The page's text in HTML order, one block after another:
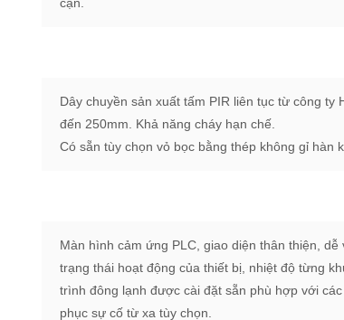
cận.
Dây chuyền sản xuất tấm PIR liên tục từ công
đến 250mm. Khả năng cháy hạn chế.
Có sẵn tùy chọn vỏ bọc bằng thép không gỉ hàn
Màn hình cảm ứng PLC, giao diện thân thiện,
trạng thái hoạt động của thiết bị, nhiệt độ từng
trình đông lạnh được cài đặt sẵn phù hợp với
phục sự cố từ xa tùy chọn.